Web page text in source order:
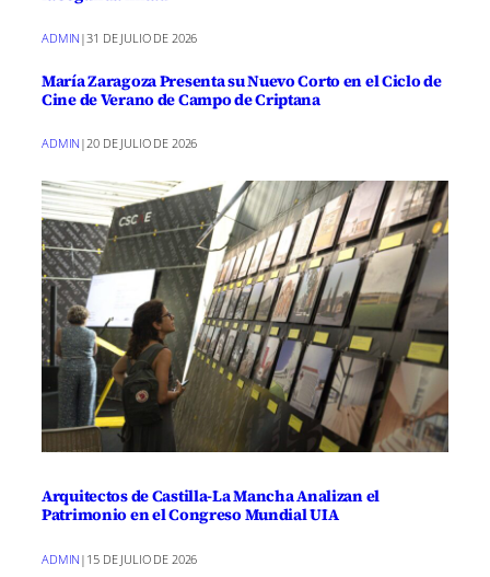
ADMIN |31 DE JULIO DE 2026
María Zaragoza Presenta su Nuevo Corto en el Ciclo de
Cine de Verano de Campo de Criptana
ADMIN |20 DE JULIO DE 2026
Arquitectos de Castilla-La Mancha Analizan el
Patrimonio en el Congreso Mundial UIA
ADMIN | 15 DE JULIO DE 2026